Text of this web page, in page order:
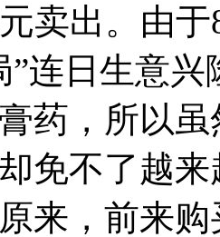
卖出。由
”连日生意
药，所以
免不了越
来，前来